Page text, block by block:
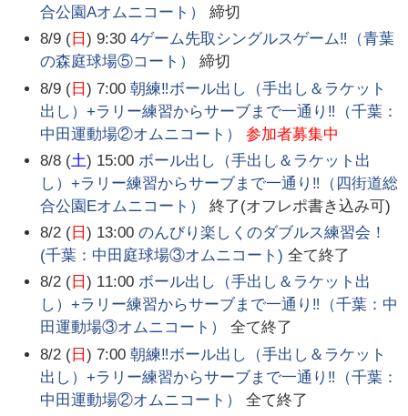
合公園Aオムニコート）
締切
8/9 ( 日) 9:30 4ゲーム先取シングルスゲーム‼️（青葉
の森庭球場⑤コート）
締切
8/9 ( 日) 7:00 朝練‼️ボール出し（手出し＆ラケット
出し）+ラリー練習からサーブまで一通り‼️（千葉：
中田運動場②オムニコート）
参加者募集中
8/8 (土) 15:00 ボール出し（手出し＆ラケット出
し）+ラリー練習からサーブまで一通り‼️（四街道総
合公園Eオムニコート）
終了(オフレポ書き込み可)
8/2 ( 日) 13:00 のんびり楽しくのダブルス練習会！
(千葉：中田庭球場③オムニコート) 全て終了
8/2 ( 日) 11:00 ボール出し（手出し＆ラケット出
し）+ラリー練習からサーブまで一通り‼️（千葉：中
田運動場③オムニコート）
全て終了
8/2 ( 日) 7:00 朝練‼️ボール出し（手出し＆ラケット
出し）+ラリー練習からサーブまで一通り‼️（千葉：
中田運動場②オムニコート）
全て終了